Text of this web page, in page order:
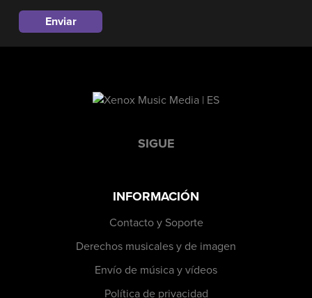
SIGUE
INFORMACIÓN
Contacto y Soporte
Derechos musicales y de imagen
Envío de música y vídeos
Política de privacidad